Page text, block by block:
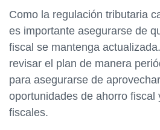
Como la regulación tributaria
es importante asegurarse de
fiscal se mantenga
revisar el plan de manera
para asegurarse de
oportunidades de ahorro fiscal
fiscales.